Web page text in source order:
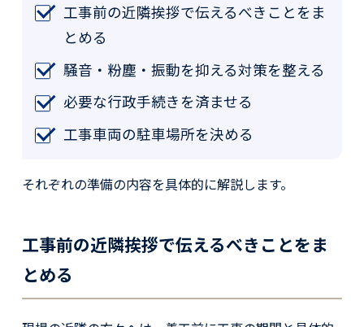
工事前の近隣挨拶で伝えるべきことをま
とめる
騒音・粉塵・振動を抑える対策を整える
必要な行政手続きを済ませる
工事車両の駐車場所を決める
それぞれの準備の内容を具体的に解説します。
工事前の近隣挨拶で伝えるべきことをま
とめる